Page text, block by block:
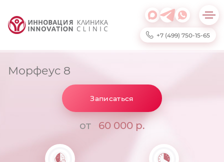
+7 (499) 750-15-65
Морфеус 8
Записаться
от 60 000 р.